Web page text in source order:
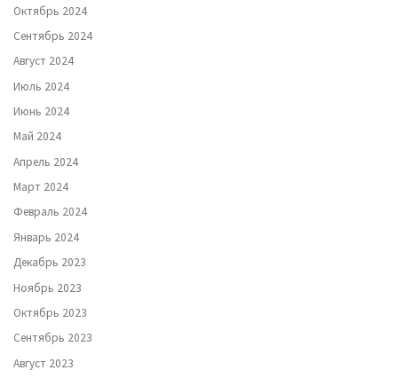
Октябрь 2024
Сентябрь 2024
Август 2024
Июль 2024
Июнь 2024
Май 2024
Апрель 2024
Март 2024
Февраль 2024
Январь 2024
Декабрь 2023
Ноябрь 2023
Октябрь 2023
Сентябрь 2023
Август 2023